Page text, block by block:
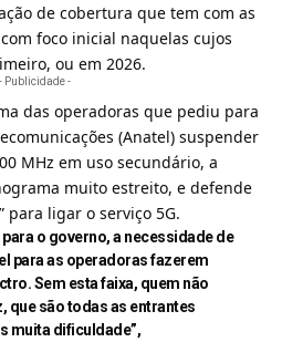
de cobertura que tem com as
foco inicial naquelas cujos
ou em 2026.
- Publicidade -
das operadoras que pediu para
(Anatel) suspender
MHz em uso secundário, a
muito estreito, e defende
para ligar o serviço 5G.
para o governo, a necessidade de
para as operadoras fazerem
Sem esta faixa, quem não
que são todas as entrantes
muita dificuldade”,